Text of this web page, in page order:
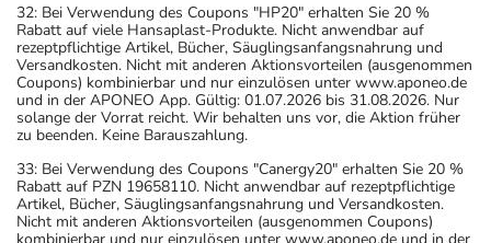
32: Bei Verwendung des Coupons "HP20" erhalten Sie 20 %
Rabatt auf viele Hansaplast-Produkte. Nicht anwendbar auf
rezeptpflichtige Artikel, Bücher, Säuglingsanfangsnahrung und
Versandkosten. Nicht mit anderen Aktionsvorteilen (ausgenommen
Coupons) kombinierbar und nur einzulösen unter www.aponeo.de
und in der APONEO App. Gültig: 01.07.2026 bis 31.08.2026. Nur
solange der Vorrat reicht. Wir behalten uns vor, die Aktion früher
zu beenden. Keine Barauszahlung.
33: Bei Verwendung des Coupons "Canergy20" erhalten Sie 20 %
Rabatt auf PZN 19658110. Nicht anwendbar auf rezeptpflichtige
Artikel, Bücher, Säuglingsanfangsnahrung und Versandkosten.
Nicht mit anderen Aktionsvorteilen (ausgenommen Coupons)